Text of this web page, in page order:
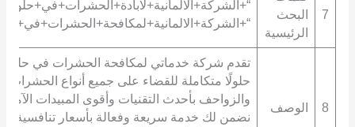
7
البحث
الرئيسية
8 الوصف
تقدم شركة خدماتي لمكافحة الحشرات في
حلولًا متكاملة للقضاء على جميع أنواع الحشرات
والزواحف بأحدث التقنيات وأقوى المبيدات الآمنة.
نضمن لك خدمة سريعة وفعالة بأسعار تنافسية